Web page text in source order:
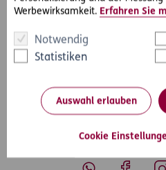
Werbewirksamkeit. Erfahren Sie
Notwendig
Statistiken
Auswahl erlauben
Cookie
#Rechtsfälle #Internet &